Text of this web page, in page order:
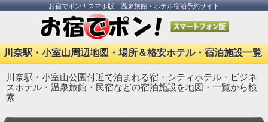
お宿でポン！スマホ版 温泉旅館・ホテル宿泊予約サイト
川奈駅・小室山周辺地図・場所＆格安ホテル・宿泊施設一覧
川奈駅・小室山公園付近で泊まれる宿・シティホテル・ビジネ
スホテル・温泉旅館・民宿などの宿泊施設を地図・一覧から検
索